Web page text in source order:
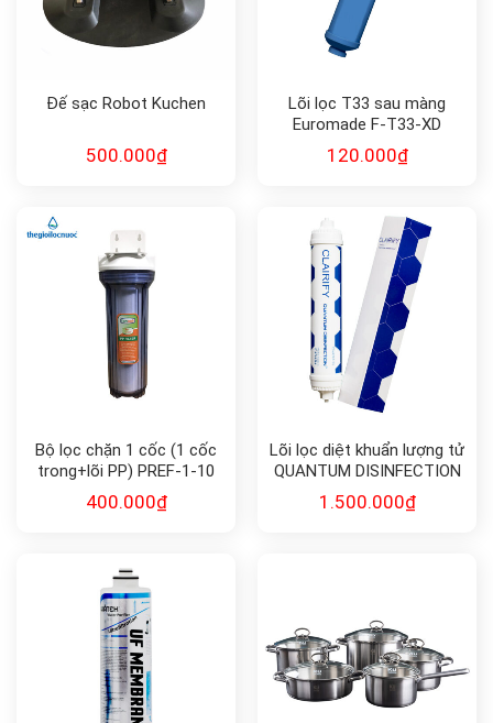
Đế sạc Robot Kuchen
500.000₫
Lõi lọc T33 sau màng
Euromade F-T33-XD
120.000₫
Bộ lọc chặn 1 cốc (1 cốc
trong+lõi PP) PREF-1-10
400.000₫
Lõi lọc diệt khuẩn lượng tử
QUANTUM DISINFECTION
F-QD10
1.500.000₫